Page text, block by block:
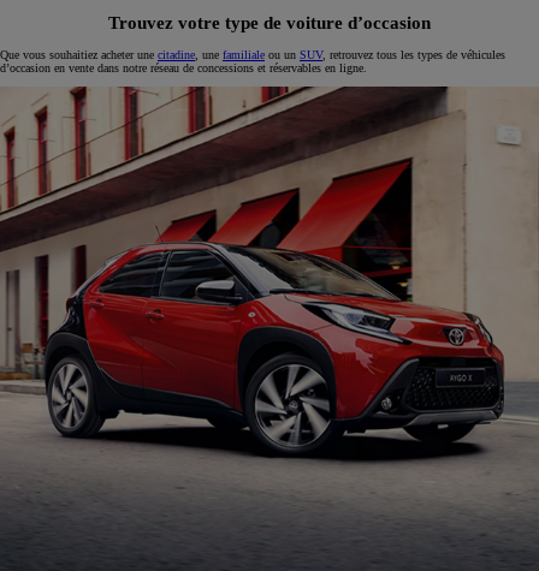
Trouvez votre type de voiture d’occasion
Que vous souhaitiez acheter une citadine , une familiale ou un SUV, retrouvez tous les types de véhicules
d’occasion en vente dans notre réseau de concessions et réservables en ligne.